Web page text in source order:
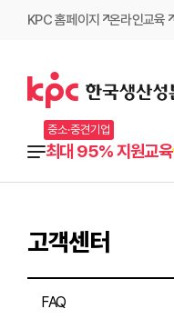
KPC 홈페이지 온라인교육
중소·중견기업
최대 95% 지원교육
고객센터
FAQ